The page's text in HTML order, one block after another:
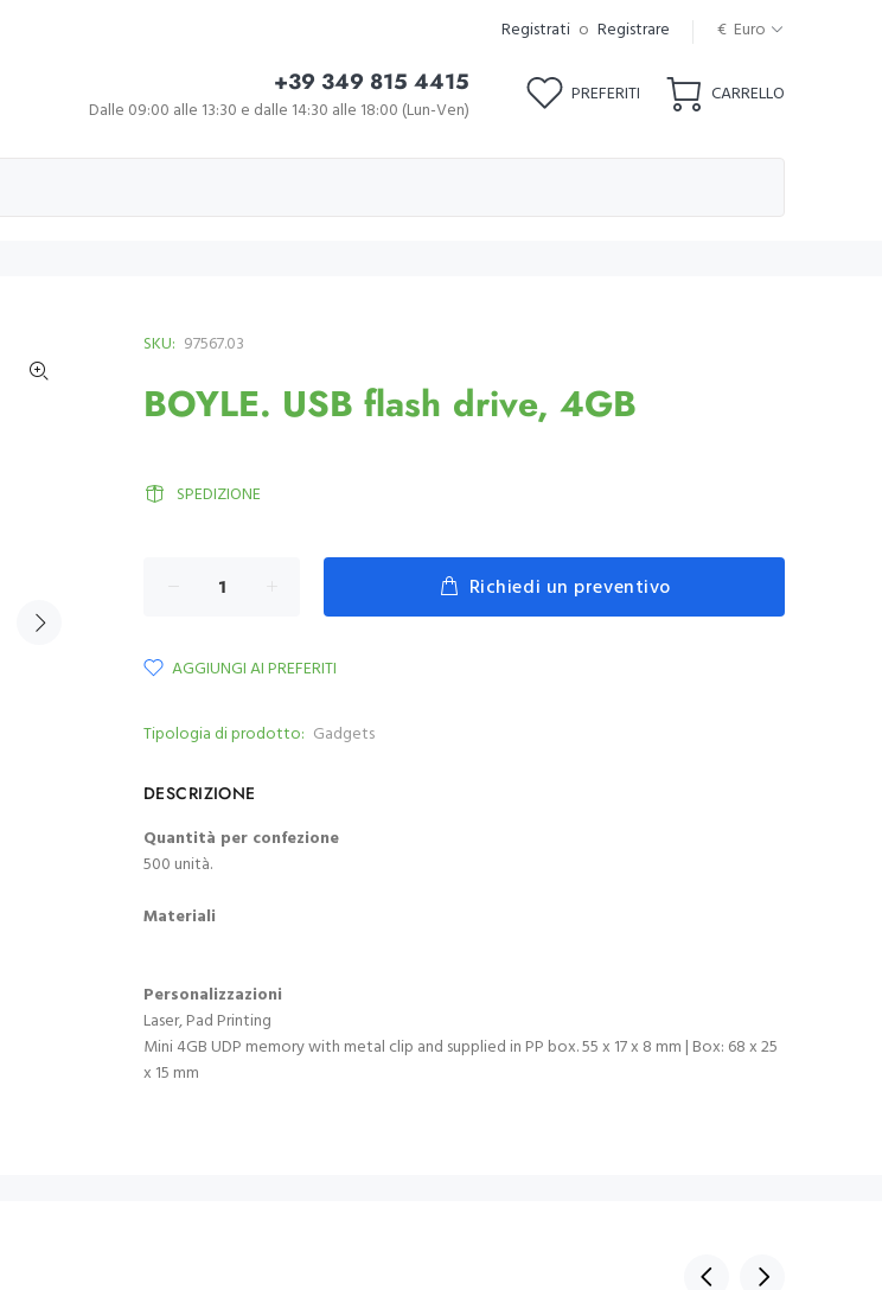
Registrati o Registrare € Euro
+39 349 815 4415
Dalle 09:00 alle 13:30 e dalle 14:30 alle 18:00 (Lun-Ven)
PREFERITI CARRELLO
SKU: 97567.03
BOYLE. USB flash drive, 4GB
SPEDIZIONE
Richiedi un preventivo
AGGIUNGI AI PREFERITI
Tipologia di prodotto: Gadgets
DESCRIZIONE
Quantità per confezione
500 unità.
Materiali
Personalizzazioni
Laser, Pad Printing
Mini 4GB UDP memory with metal clip and supplied in PP box. 55 x 17 x 8 mm | Box: 68 x 25
x 15 mm